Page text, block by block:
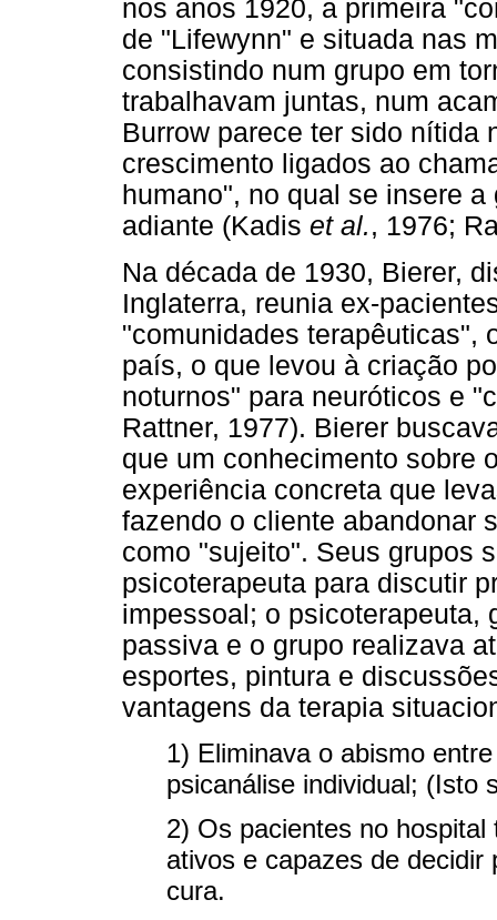
nos anos 1920, a primeira
de "Lifewynn" e situada nas
consistindo num grupo em
trabalhavam juntas, num
Burrow parece ter sido nítida
crescimento ligados ao
humano", no qual se insere
adiante (Kadis et al., 1976;
Na década de 1930, Bierer,
Inglaterra, reunia ex-
"comunidades terapêuticas",
país, o que levou à criação
noturnos" para neuróticos e
Rattner, 1977). Bierer
que um conhecimento sobre
experiência concreta que
fazendo o cliente abandonar
como "sujeito". Seus grupos
psicoterapeuta para discutir
impessoal; o psicoterapeuta,
passiva e o grupo realizava
esportes, pintura e
vantagens da terapia
1) Eliminava o abismo
psicanálise individual; (Isto
2) Os pacientes no
ativos e capazes de
cura.